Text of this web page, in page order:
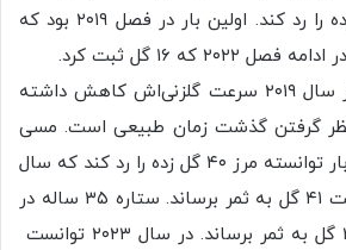
نتوانسته مرز ۴۰ گل زده را رد کند. اولین بار در فصل ۲۰۱۹ بود که
در طرف مقابل مسی از سال ۲۰۱۹ سرعت گلزنی‌اش کاهش داشته
نظر گرفتن گذشت زمان طبیعی است. مسی
از سال ۲۰۲۰ فقط یک بار توانسته مرز ۴۰ گل زده را رد کند که سال
۲۰۲۱ بود و مسی توانست ۴۱ گل به ثمر برساند. ستاره ۳۵ ساله در
سال ۲۰۲۲ توانست ۳۵ گل به ثمر برساند. در سال ۲۰۲۳ توانست